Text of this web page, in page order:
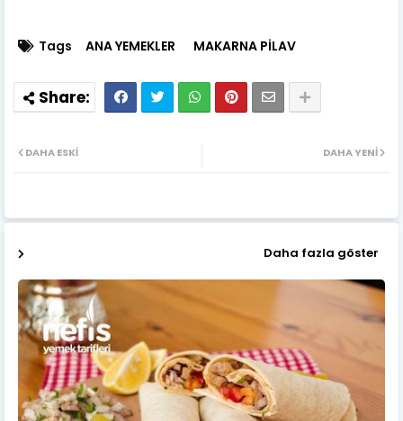
Tags ANA YEMEKLER MAKARNA PİLAV
DAHA YENI
DAHA ESKI
Daha fazla göster